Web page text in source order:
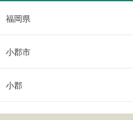
福岡県
小郡市
小郡